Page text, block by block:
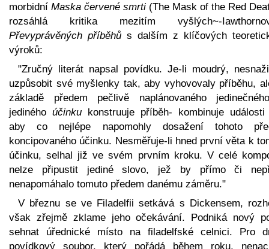
morbidní Maska červené smrti (The Mask of the Red
rozsáhlá kritika mezitím vyšlých~-
Převyprávěných příběhů s dalším z klíčových
výroků:
"Zručný literát napsal povídku. Je-li moudrý,
uzpůsobit své myšlenky tak, aby vyhovovaly příběhu,
základě předem pečlivě naplánovaného
jediného účinku konstruuje příběh- kombinuje
aby co nejlépe napomohly dosažení tohoto
koncipovaného účinku. Nesměřuje-li hned první věta k
účinku, selhal již ve svém prvním kroku. V celé
nelze připustit jediné slovo, jež by přímo či
nenapomáhalo tomuto předem danému záměru."
V březnu se ve Filadelfii setkává s Dickensem,
však zřejmě zklame jeho očekávání. Podniká nový
sehnat úřednické místo na filadelfské celnici. Pro
povídkový soubor, který pořádá během roku,